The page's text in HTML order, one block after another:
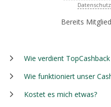
Bereits
Wie verdient TopCashback
Wie funktioniert unser
Kostet es mich etwas?